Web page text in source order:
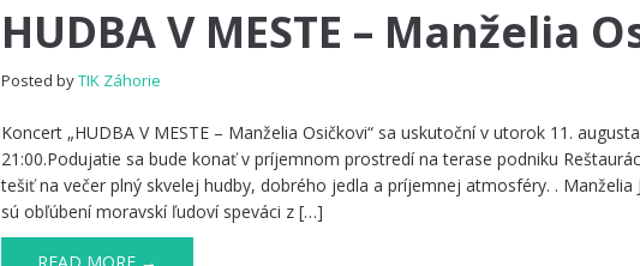
HUDBA V MESTE – Manželia
Posted byTIK Záhorie
Koncert „HUDBA V MESTE – Manželia Osičkovi“ sa uskutoční v utorok 11.
21:00.Podujatie sa bude konať v príjemnom prostredí na terase podniku
tešiť na večer plný skvelej hudby, dobrého jedla a príjemnej atmosféry. . Manželia
sú obľúbení moravskí ľudoví speváci z […]
READ MORE →